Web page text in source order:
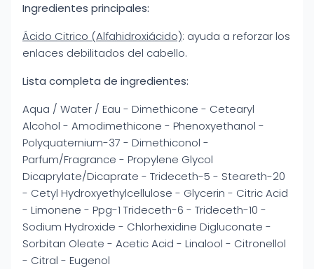
Ingredientes principales:
Ácido Citrico (Alfahidroxiácido): ayuda a reforzar los
enlaces debilitados del cabello.
Lista completa de ingredientes:
Aqua / Water / Eau - Dimethicone - Cetearyl
Alcohol - Amodimethicone - Phenoxyethanol -
Polyquaternium-37 - Dimethiconol -
Parfum/Fragrance - Propylene Glycol
Dicaprylate/Dicaprate - Trideceth-5 - Steareth-20
- Cetyl Hydroxyethylcellulose - Glycerin - Citric Acid
- Limonene - Ppg-1 Trideceth-6 - Trideceth-10 -
Sodium Hydroxide - Chlorhexidine Digluconate -
Sorbitan Oleate - Acetic Acid - Linalool - Citronellol
- Citral - Eugenol